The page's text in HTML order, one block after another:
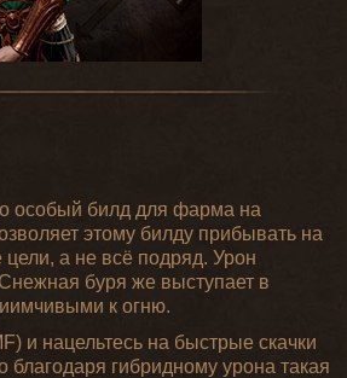
особый билд для фарма на
этому билду прибывать на
а не всё подряд. Урон
буря же выступает в
к огню.
и нацельтесь на быстрые скачки
гибридному урона такая